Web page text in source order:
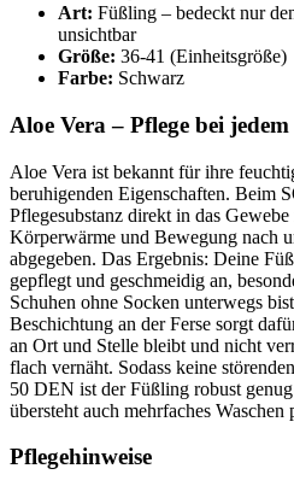
Art: Füßling – bedeckt nur
unsichtbar
Größe: 36-41 (Einheitsgröße)
Farbe: Schwarz
Aloe Vera – Pflege bei
Aloe Vera ist bekannt für ihre
beruhigenden Eigenschaften. Beim
Pflegesubstanz direkt in das
Körperwärme und Bewegung nach
abgegeben. Das Ergebnis: Deine
gepflegt und geschmeidig an,
Schuhen ohne Socken unterwegs
Beschichtung an der Ferse sorgt
an Ort und Stelle bleibt und nicht
flach vernäht. Sodass keine
50 DEN ist der Füßling robust
übersteht auch mehrfaches Waschen
Pflegehinweise